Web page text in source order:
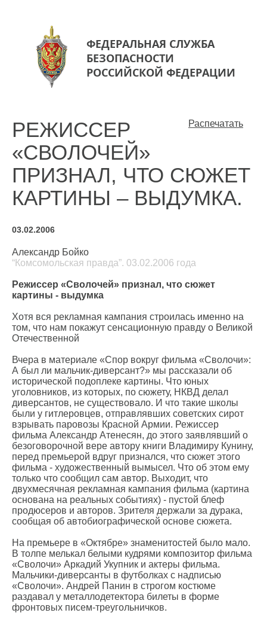
ФЕДЕРАЛЬНАЯ СЛУЖБА
БЕЗОПАСНОСТИ
РОССИЙСКОЙ ФЕДЕРАЦИИ
Распечатать
РЕЖИССЕР
«СВОЛОЧЕЙ»
ПРИЗНАЛ, ЧТО СЮЖЕТ
КАРТИНЫ – ВЫДУМКА.
03.02.2006
Александр Бойко
“Комсомольская правда”. 03.02.2006 года
Режиссер «Сволочей» признал, что сюжет
картины - выдумка
Хотя вся рекламная кампания строилась именно на
том, что нам покажут сенсационную правду о Великой
Отечественной
Вчера в материале «Спор вокруг фильма «Сволочи»:
А был ли мальчик-диверсант?» мы рассказали об
исторической подоплеке картины. Что юных
уголовников, из которых, по сюжету, НКВД делал
диверсантов, не существовало. И что такие школы
были у гитлеровцев, отправлявших советских сирот
взрывать паровозы Красной Армии. Режиссер
фильма Александр Атенесян, до этого заявлявший о
безоговорочной вере автору книги Владимиру Кунину,
перед премьерой вдруг признался, что сюжет этого
фильма - художественный вымысел. Что об этом ему
только что сообщил сам автор. Выходит, что
двухмесячная рекламная кампания фильма (картина
основана на реальных событиях) - пустой блеф
продюсеров и авторов. Зрителя держали за дурака,
сообщая об автобиографической основе сюжета.
На премьере в «Октябре» знаменитостей было мало.
В толпе мелькал белыми кудрями композитор фильма
«Сволочи» Аркадий Укупник и актеры фильма.
Мальчики-диверсанты в футболках с надписью
«Сволочи». Андрей Панин в строгом костюме
раздавал у металлодетектора билеты в форме
фронтовых писем-треугольничков.